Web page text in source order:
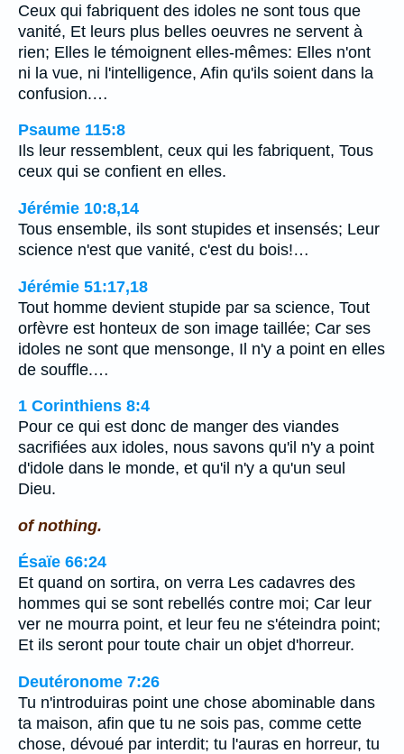
Ceux qui fabriquent des idoles ne sont tous que
vanité, Et leurs plus belles oeuvres ne servent à
rien; Elles le témoignent elles-mêmes: Elles n'ont
ni la vue, ni l'intelligence, Afin qu'ils soient dans la
confusion.…
Psaume 115:8
Ils leur ressemblent, ceux qui les fabriquent, Tous
ceux qui se confient en elles.
Jérémie 10:8,14
Tous ensemble, ils sont stupides et insensés; Leur
science n'est que vanité, c'est du bois!…
Jérémie 51:17,18
Tout homme devient stupide par sa science, Tout
orfèvre est honteux de son image taillée; Car ses
idoles ne sont que mensonge, Il n'y a point en elles
de souffle.…
1 Corinthiens 8:4
Pour ce qui est donc de manger des viandes
sacrifiées aux idoles, nous savons qu'il n'y a point
d'idole dans le monde, et qu'il n'y a qu'un seul
Dieu.
of nothing.
Ésaïe 66:24
Et quand on sortira, on verra Les cadavres des
hommes qui se sont rebellés contre moi; Car leur
ver ne mourra point, et leur feu ne s'éteindra point;
Et ils seront pour toute chair un objet d'horreur.
Deutéronome 7:26
Tu n'introduiras point une chose abominable dans
ta maison, afin que tu ne sois pas, comme cette
chose, dévoué par interdit; tu l'auras en horreur, tu